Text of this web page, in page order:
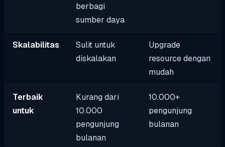
berbagi
sumber daya
Skalabilitas
Sulit untuk
diskalakan
Upgrade
resource dengan
mudah
Terbaik
untuk
Kurang dari
10.000
pengunjung
bulanan
10.000+
pengunjung
bulanan